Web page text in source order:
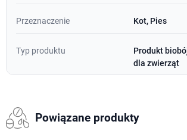
Przeznaczenie Kot, Pies
Typ produktu
Produkt
dla zwierząt
Powiązane produkty